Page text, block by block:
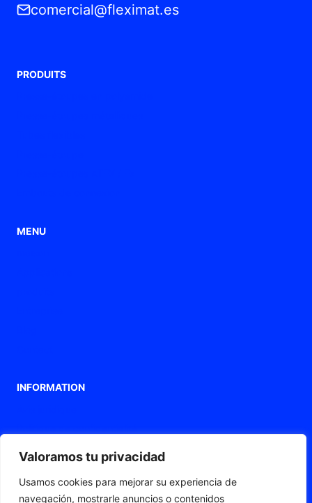
Valoramos tu privacidad
Usamos cookies para mejorar su experiencia de
navegación, mostrarle anuncios o contenidos
comercial@fleximat.es
PRODUITS
MENU
INFORMATION
Déclaration d'accessibilité
Carte Web